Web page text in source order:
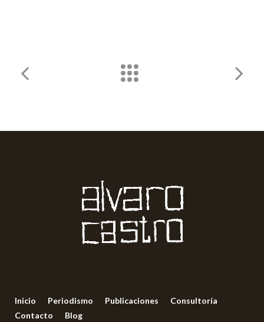
Inicio Periodismo Publicaciones
Consultoría
Contacto
Blog